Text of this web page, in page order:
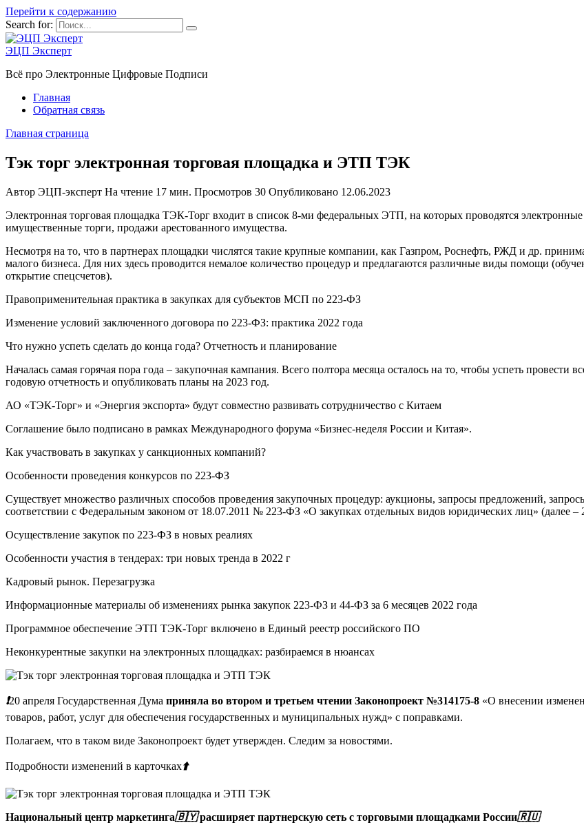
Перейти к содержанию
Search for:
ЭЦП Эксперт
Всё про Электронные Цифровые Подписи
Главная
Обратная связь
Главная страница
Tэк торг электронная торговая площадка и ЭТП ТЭК
Автор ЭЦП-эксперт На чтение 17 мин. Просмотров 30 Опубликовано 12.06.2023
Электронная торговая площадка ТЭК-Торг входит в список 8-ми федеральных ЭТП, на которых проводятся
имущественные торги, продажи арестованного имущества.
Несмотря на то, что в партнерах площадки числятся такие крупные компании, как Газпром, Роснефть, РЖД и др.
малого бизнеса. Для них здесь проводится немалое количество процедур и предлагаются различные виды помощи
открытие спецсчетов).
Правоприменительная практика в закупках для субъектов МСП по 223-ФЗ
Изменение условий заключенного договора по 223-ФЗ: практика 2022 года
Что нужно успеть сделать до конца года? Отчетность и планирование
Началась самая горячая пора года – закупочная кампания. Всего полтора месяца осталось на то, чтобы успеть провести
годовую отчетность и опубликовать планы на 2023 год.
АО «ТЭК-Торг» и «Энергия экспорта» будут совместно развивать сотрудничество с Китаем
Соглашение было подписано в рамках Международного форума «Бизнес-неделя России и Китая».
Как участвовать в закупках у санкционных компаний?
Особенности проведения конкурсов по 223-ФЗ
Существует множество различных способов проведения закупочных процедур: аукционы, запросы предложений,
соответствии с Федеральным законом от 18.07.2011 № 223-ФЗ «О закупках отдельных видов юридических лиц» (далее
Осуществление закупок по 223-ФЗ в новых реалиях
Особенности участия в тендерах: три новых тренда в 2022 г
Кадровый рынок. Перезагрузка
Информационные материалы об изменениях рынка закупок 223-ФЗ и 44-ФЗ за 6 месяцев 2022 года
Программное обеспечение ЭТП ТЭК-Торг включено в Единый реестр российского ПО
Неконкурентные закупки на электронных площадках: разбираемся в нюансах
❗️20 апреля Государственная Дума приняла во втором и третьем чтении Законопроект №314175-8 «О внесении
товаров, работ, услуг для обеспечения государственных и муниципальных нужд» с поправками.
Полагаем, что в таком виде Законопроект будет утвержден. Следим за новостями.
Подробности изменений в карточках⬆️
Национальный центр маркетинга🇧🇾расширяет партнерскую сеть с торговыми площадками России🇷🇺